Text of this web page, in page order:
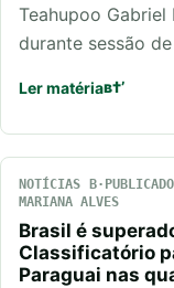
Teahupoo
durante sessão
Ler matéria
NOTÍCIAS
MARIANA ALVES
Brasil é
Classificatório
Paraguai nas